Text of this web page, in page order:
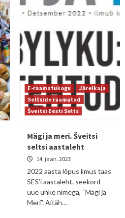
E-raamatukogu
Järelkaja
Seltside raamatud
Šveitsi Eesti Selts
Mägi ja meri. Šveitsi
seltsi aastaleht
14. jaan. 2023
2022 aasta lõpus ilmus taas
SES’i aastaleht, seekord
uue uhke nimega, “Mägi ja
Meri”. Aitäh…